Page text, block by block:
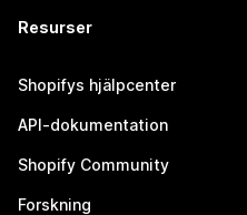
Resurser
Shopifys hjälpcenter
API-dokumentation
Shopify Community
Forskning